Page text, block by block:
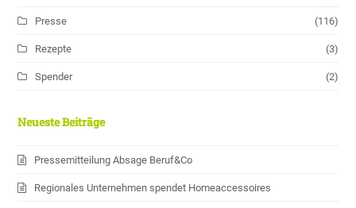
Presse (116)
Rezepte (3)
Spender (2)
Neueste Beiträge
Pressemitteilung Absage Beruf&Co
Regionales Unternehmen spendet Homeaccessoires